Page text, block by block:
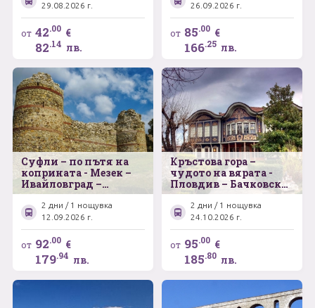
29.08.2026 г.
от 42.00 €
82.14 лв.
26.09.2026 г.
от 85.00 €
166.25 лв.
Суфли – по пътя на
коприната - Мезек –
Ивайловград –
Димотика
2 дни / 1 нощувка
12.09.2026 г.
от 92.00 €
179.94 лв.
Кръстова гора –
чудото на вярата -
Пловдив – Бачковски
манастир
2 дни / 1 нощувка
24.10.2026 г.
от 95.00 €
185.80 лв.